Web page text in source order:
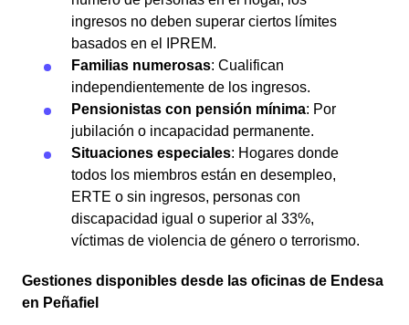
ingresos no deben superar ciertos límites
basados en el IPREM.
Familias numerosas: Cualifican
independientemente de los ingresos.
Pensionistas con pensión mínima: Por
jubilación o incapacidad permanente.
Situaciones especiales: Hogares donde
todos los miembros están en desempleo,
ERTE o sin ingresos, personas con
discapacidad igual o superior al 33%,
víctimas de violencia de género o terrorismo.
Gestiones disponibles desde las oficinas de Endesa
en Peñafiel